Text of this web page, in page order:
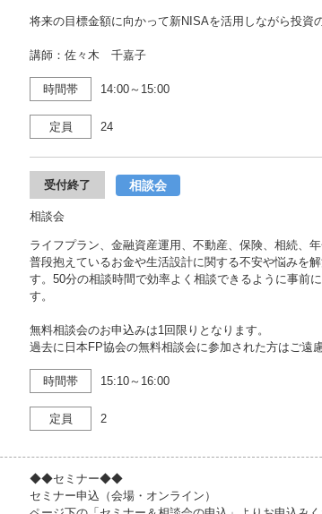
将来の目標金額に向かって新NISAを活用しながら投資
講師：佐々木 千嘉子
時間帯 14:00～15:00
定員 24
受付終了 相談会
相談会
ライフプラン、金融資産運用、不動産、保険、相続、
普段抱えているお金や生活設計に関する不安や悩みを
す。50分の相談時間で効率よく相談できるように事前
す。
無料相談会のお申込みは1回限りとなります。
過去に日本FP協会の無料相談会に参加された方はご遠
時間帯 15:10～16:00
定員 2
◆◆セミナー◆◆
セミナー申込（会場・オンライン）